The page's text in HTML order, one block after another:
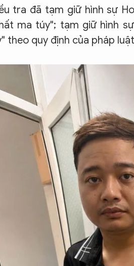
tra đã tạm giữ hình sự
ma túy"; tạm giữ hình
theo quy định của pháp